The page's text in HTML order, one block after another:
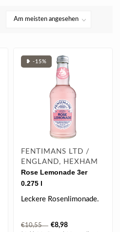
❥ -15%
FENTIMANS LTD /
ENGLAND, HEXHAM
Rose Lemonade 3er
0.275 l
Leckere Rosenlimonade.
€10,55 €8,98